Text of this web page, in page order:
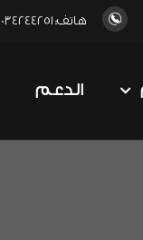
هاتف: 034244251
الدعم